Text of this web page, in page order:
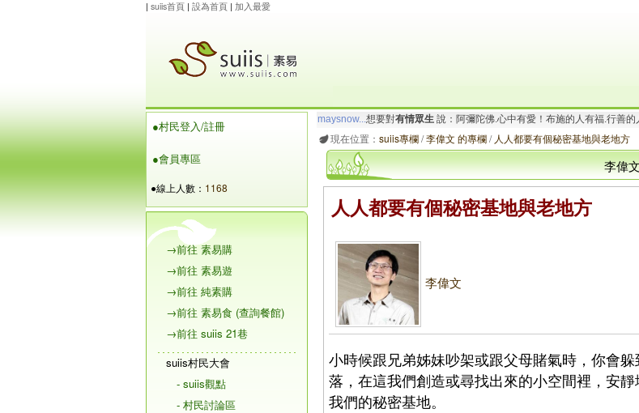
| suiis首頁| 設為首頁| 加入最愛
●村民登入/註冊
●會員專區
●線上人數： 1168
→前往 素易購
→前往 素易遊
→前往 純素購
→前往 素易食 (查詢餐館)
→前往 suiis 21巷
suiis村民大會
- suiis觀點
- 村民討論區
maysnow...想要對有情眾生說：阿彌陀佛.心中有愛！布施的人有福.行善的
玲瓏虹想要對有情眾生說：阿彌陀佛.一切唯心造！啟動善的循環.創造幸福
現在位置： suiis專欄/李偉文 的專欄/ 人人都要有個秘密基地與老地方
李偉
人人都要有個秘密基地與老地方
李偉文
小時候跟兄弟姊妹吵架或跟父母賭氣時，你會
落，在這我們創造或尋找出來的小空間裡，安
我們的秘密基地。